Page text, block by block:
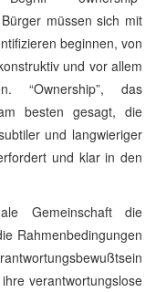
müssen sich mit
beginnen, von
und vor allem
“Ownership”, das
besten gesagt, die
und langwieriger
und klar in den
Gemeinschaft die
Rahmenbedingungen
verantwortungslose